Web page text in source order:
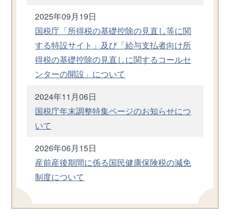
2025年09月19日
国税庁「所得税の基礎控除の見直し等に関
する特設サイト」及び「給与支払者向け所
得税の基礎控除の見直しに関するコールセ
ンターの開設」について
2024年11月06日
国税庁年末調整特集ページのお知らせにつ
いて
2026年06月15日
産前産後期間に係る国民健康保険税の減免
制度について